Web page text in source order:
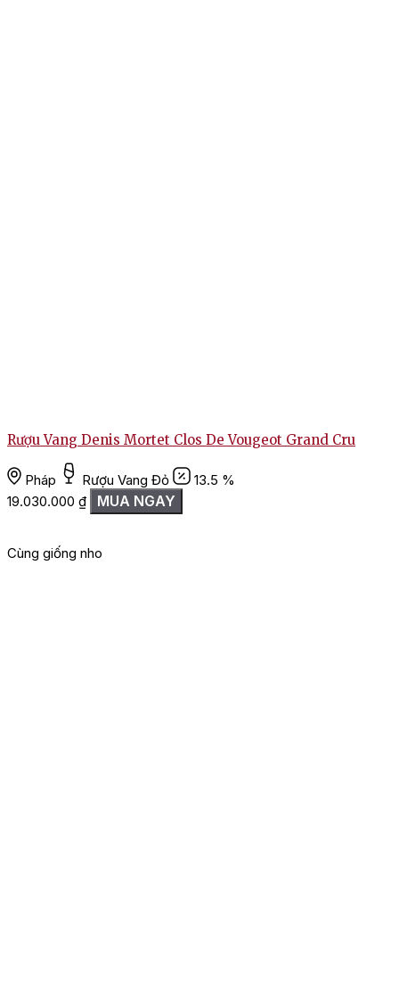
Rượu Vang Denis Mortet Clos De Vougeot Grand Cru
Pháp Rượu Vang Đỏ
13.5 %
19.030.000 ₫ MUA NGAY
Cùng giống nho